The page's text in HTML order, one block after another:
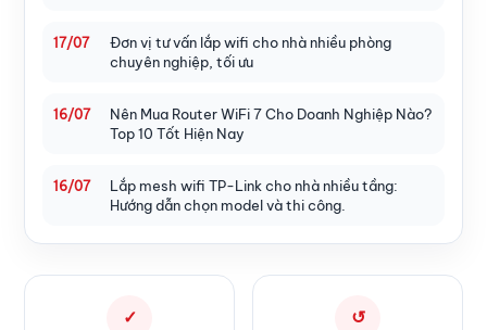
17/07
Đơn vị tư vấn lắp wifi cho nhà nhiều phòng
chuyên nghiệp, tối ưu
16/07
Nên Mua Router WiFi 7 Cho Doanh Nghiệp Nào?
Top 10 Tốt Hiện Nay
16/07
Lắp mesh wifi TP-Link cho nhà nhiều tầng:
Hướng dẫn chọn model và thi công.
✓ ↺